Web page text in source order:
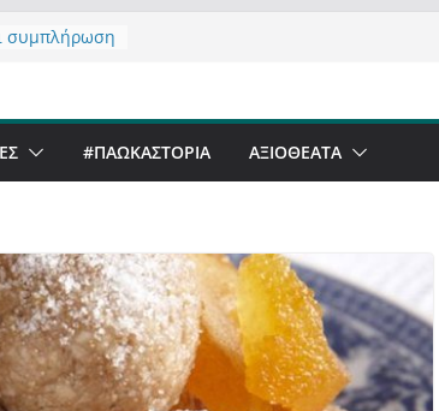
συμπλήρωση
ο
Καστοριά,
#ΠΑΩΚΑΣΤΟΡΙΑ ΑΞΙΟΘΈΑΤΑ